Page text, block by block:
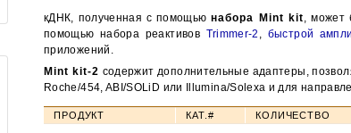
кДНК, полученная с помощьюнабора Mint kit, может
помощью набора реактивов Trimmer-2 , быстрой
приложений.
Mint kit-2 содержит дополнительные адаптеры,
Roche/454, ABI/SOLiD или Illumina/Solexa и для
ПРОДУКТ КАТ.# КОЛИЧЕСТВО